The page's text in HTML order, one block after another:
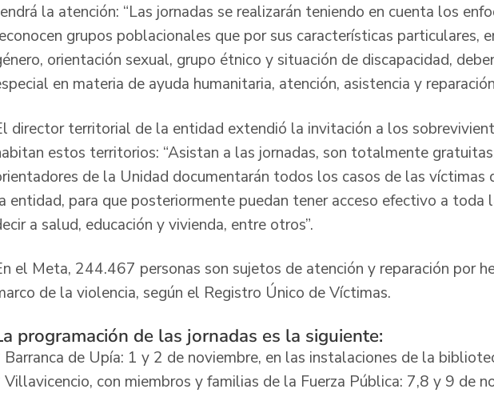
la atención: “Las jornadas se realizarán teniendo en cuenta los
grupos poblacionales que por sus características particulares,
orientación sexual, grupo étnico y situación de discapacidad,
en materia de ayuda humanitaria, atención, asistencia y
director territorial de la entidad extendió la invitación a los
estos territorios: “Asistan a las jornadas, son totalmente
de la Unidad documentarán todos los casos de las víctimas
entidad, para que posteriormente puedan tener acceso efectivo a toda
a salud, educación y vivienda, entre otros”.
el Meta, 244.467 personas son sujetos de atención y reparación por
de la violencia, según el Registro Único de Víctimas.
programación de las jornadas es la siguiente:
Barranca de Upía: 1 y 2 de noviembre, en las instalaciones de la
Villavicencio, con miembros y familias de la Fuerza Pública: 7,8 y 9 de